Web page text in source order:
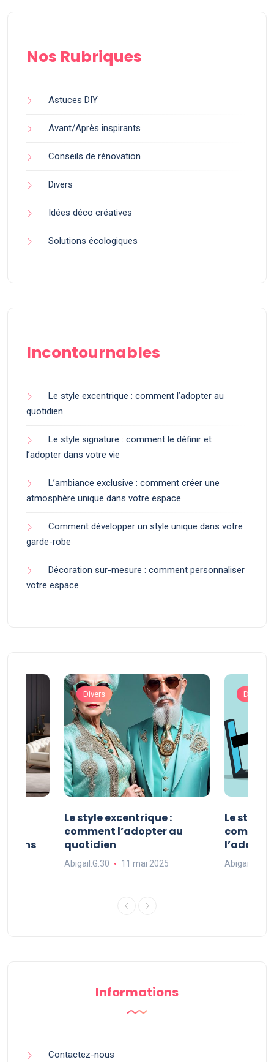
Nos Rubriques
Astuces DIY
Avant/Après inspirants
Conseils de rénovation
Divers
Idées déco créatives
Solutions écologiques
Incontournables
Le style excentrique : comment l’adopter au
quotidien
Le style signature : comment le définir et
l’adopter dans votre vie
L’ambiance exclusive : comment créer une
atmosphère unique dans votre espace
Comment développer un style unique dans votre
garde-robe
Décoration sur-mesure : comment personnaliser
votre espace
dans
Divers
Le style excentrique :
comment l’adopter au
quotidien
Abigail.G.30 11 mai 2025
Divers
Le style
Abigail.G.30
Informations
Contactez-nous